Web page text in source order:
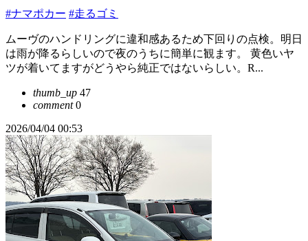
#ナマポカー #走るゴミ
ムーヴのハンドリングに違和感あるため下回りの点検。明日
は雨が降るらしいので夜のうちに簡単に観ます。 黄色いヤ
ツが着いてますがどうやら純正ではないらしい。R...
thumb_up 47
comment0
2026/04/04 00:53